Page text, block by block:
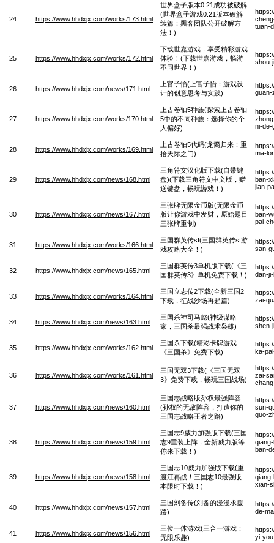
24 https://www.hhdxjx.com/works/173.html
世界盒子版本0.21成功被破解
(世界盒子游戏0.21版本破解
续篇：黑客团队公开破解方
法！)
tuan-
25 https://www.hhdxjx.com/works/172.html
下载世嘉游戏，享受精彩游戏
体验！(下载世嘉游戏，畅游
不同世界！)
shou-
26 https://www.hhdxjx.com/news/171.html
上官子怡(上官子怡：游戏设
计的创意思考与实践)
guan-
27 https://www.hhdxjx.com/works/170.html
上古卷轴5种族(探索上古卷轴
5中的不同种族：选择你的个
人偏好)
ni-de-
28 https://www.hhdxjx.com/works/169.html
上古卷轴5代码(龙裔归来：重
拾天际之门)
ma-
29 https://www.hhdxjx.com/news/168.html
三角符文汉化版下载(自带键
盘)(下载三角符文中文版，赠
送键盘，畅玩游戏！)
ban-
jian-
30 https://www.hhdxjx.com/news/167.html
三张牌无限金币版(无限金币
版让你游戏中发财，原始题目
三张牌重制)
ban-
pai-
31 https://www.hhdxjx.com/works/166.html
三国群英传sf(三国群英传sf游
戏攻略大全！)
san-
32 https://www.hhdxjx.com/news/165.html
三国群英传3单机版下载(《三
国群英传3》单机免费下载！)
dan-
33 https://www.hhdxjx.com/works/164.html
三国立志传2下载(全新三国2
下载，征战沙场再起篇)
zai-
34 https://www.hhdxjx.com/news/163.html
三国杀神司马懿(神级谋略
家，三国杀最强战术枭雄)
shen-
35 https://www.hhdxjx.com/works/162.html
三国杀下载(精彩卡牌游戏
《三国杀》免费下载)
ka-
36 https://www.hhdxjx.com/works/161.html
三国无双3下载(《三国无双
3》免费下载，畅玩三国战场)
zai-
37 https://www.hhdxjx.com/news/160.html
三国志战略版孙权最强阵容
(孙权的无敌阵容，打造你的
三国志战略王者之路)
sun-
guo-
38 https://www.hhdxjx.com/news/159.html
三国志9威力加强版下载(三国
志9重装上阵，全新威力版等
你来下载！)
ban-
39 https://www.hhdxjx.com/news/158.html
三国志10威力加强版下载(重
渡江再战！三国志10最强版
本限时下载！)
xian-
40 https://www.hhdxjx.com/news/157.html
三国刘备传(刘备的漫漫求援
路)
de-
41 https://www.hhdxjx.com/news/156.html
三位一体游戏(三合一游戏：
无限乐趣)
yi-